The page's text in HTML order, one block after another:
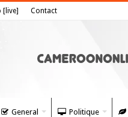
[live] Contact
General Politique